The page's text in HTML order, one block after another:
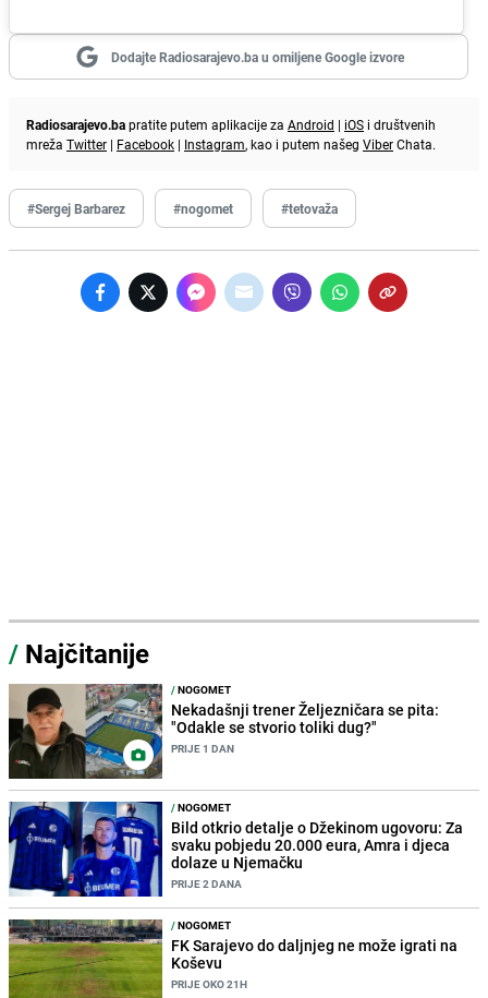
Dodajte Radiosarajevo.ba u omiljene Google izvore
Radiosarajevo.bapratite putem aplikacije za Android | iOS i društvenih
mreža Twitter | Facebook | Instagram, kao i putem našeg ViberChata.
#Sergej Barbarez #nogomet #tetovaža
/ Najčitanije
/NOGOMET
Nekadašnji trener Željezničara se pita:
"Odakle se stvorio toliki dug?"
PRIJE 1 DAN
/NOGOMET
Bild otkrio detalje o Džekinom ugovoru: Za
svaku pobjedu 20.000 eura, Amra i djeca
dolaze u Njemačku
PRIJE 2 DANA
/NOGOMET
FK Sarajevo do daljnjeg ne može igrati na
Koševu
PRIJE OKO 21H